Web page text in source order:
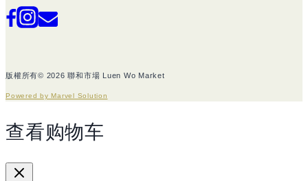
版權所有© 2026 聯和市場 Luen Wo Market
Powered by Marvel Solution
查看购物车